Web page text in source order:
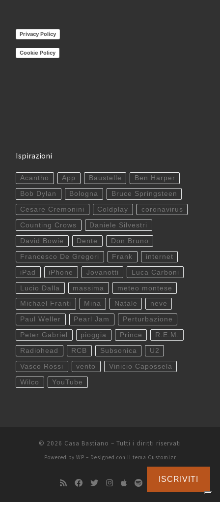
Privacy Policy
Cookie Policy
Ispirazioni
Acantho App Baustelle Ben Harper
Bob Dylan Bologna Bruce Springsteen
Cesare Cremonini Coldplay coronavirus
Counting Crows Daniele Silvestri
David Bowie Dente Don Bruno
Francesco De Gregori Frank internet
iPad iPhone Jovanotti Luca Carboni
Lucio Dalla massima meteo montese
Michael Franti Mina Natale neve
Paul Weller Pearl Jam Perturbazione
Peter Gabriel pioggia Prince R.E.M.
Radiohead RCB Subsonica U2
Vasco Rossi vento Vinicio Capossela
Wilco YouTube
© 2026 Casa Bastiano – Tutti i diritti riservati
Powered by WP – Designed con il tema Customizr
ISCRIVITI